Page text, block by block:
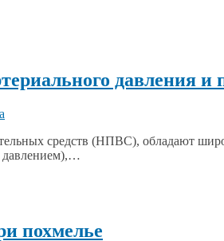
давления и
средств (НПВС), обладают
давлением),…
похмелье